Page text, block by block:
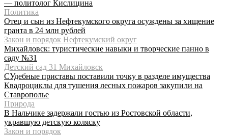
— политолог Кислицина
Политика
Отец и сын из Нефтекумского округа осуждены за хищение
гранта в 24 млн рублей
Закон и порядок Нефтекумский округ
Михайловск: туристические навыки и творческие панно в
саду №31
Детский сад 31 Михайловск
СУдебные приставы поставили точку в разделе имущества
Квадроциклы для тушения лесных пожаров закупили на
Ставрополье
Природа
В Нальчике задержали гостью из Ростовской области,
укравшую детскую коляску
Закон и порядок